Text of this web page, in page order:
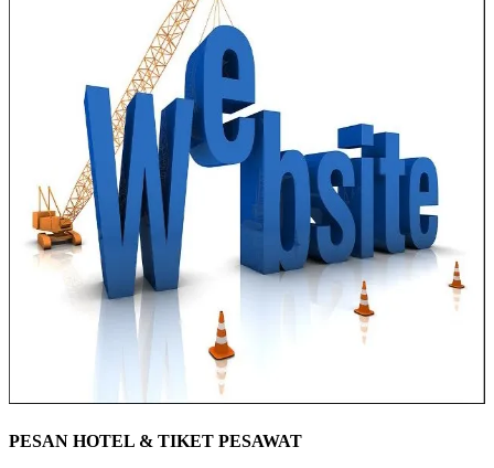
PESAN HOTEL & TIKET PESAWAT